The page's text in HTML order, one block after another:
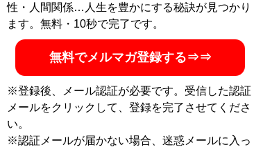
性・人間関係…人生を豊かにする秘訣が見つかり
ます。無料・10秒で完了です。
無料でメルマガ登録する⇒⇒
※登録後、メール認証が必要です。受信した認証
メールをクリックして、登録を完了させてくださ
い。
※認証メールが届かない場合、迷惑メールに入っ